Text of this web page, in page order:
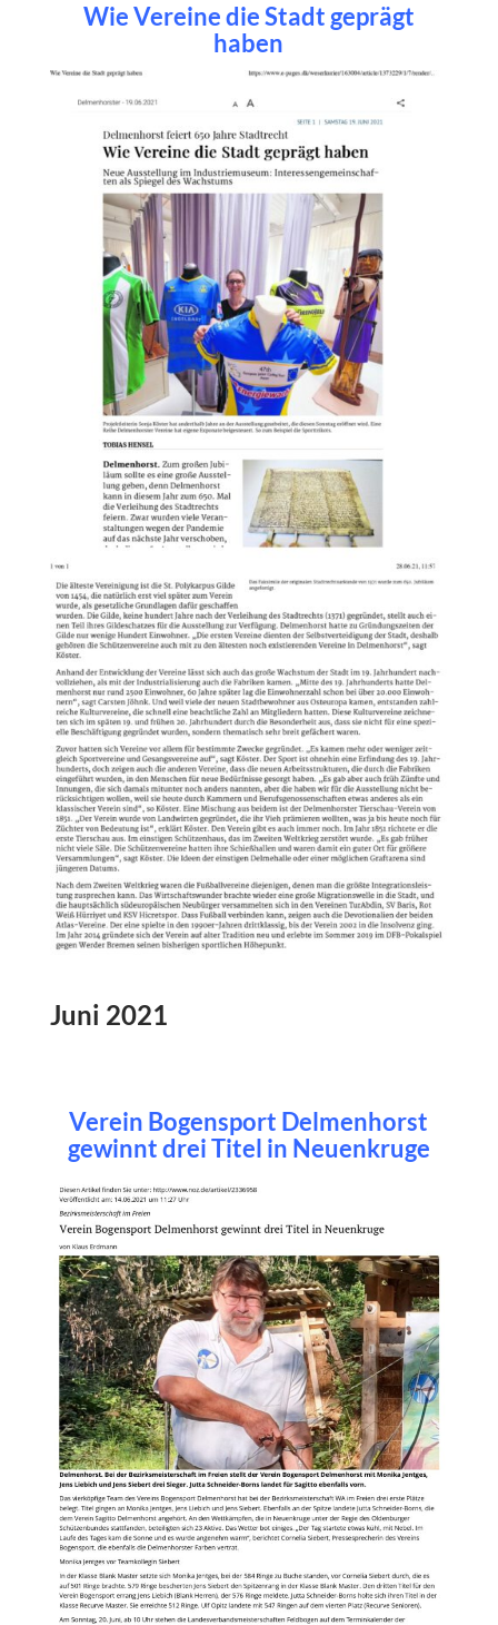
Wie Vereine die Stadt geprägt
haben
Juni 2021
Verein Bogensport Delmenhorst
gewinnt drei Titel in Neuenkruge